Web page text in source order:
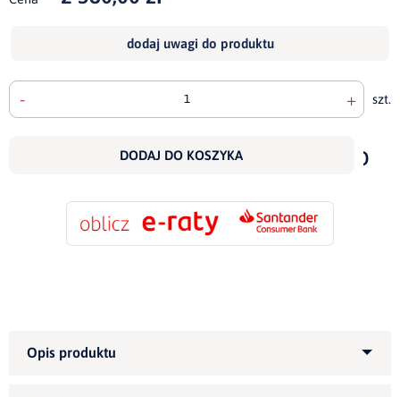
dodaj uwagi do produktu
- + szt.
DODAJ DO KOSZYKA
do